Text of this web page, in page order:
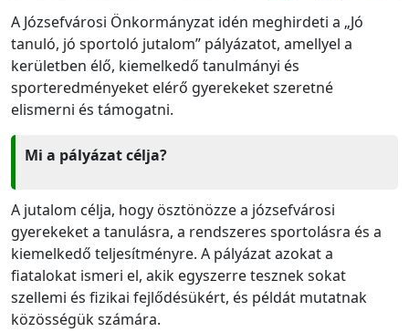
A Józsefvárosi Önkormányzat idén meghirdeti a „Jó
tanuló, jó sportoló jutalom” pályázatot, amellyel a
kerületben élő, kiemelkedő tanulmányi és
sporteredményeket elérő gyerekeket szeretné
elismerni és támogatni.
Mi a pályázat célja?
A jutalom célja, hogy ösztönözze a józsefvárosi
gyerekeket a tanulásra, a rendszeres sportolásra és a
kiemelkedő teljesítményre. A pályázat azokat a
fiatalokat ismeri el, akik egyszerre tesznek sokat
szellemi és fizikai fejlődésükért, és példát mutatnak
közösségük számára.